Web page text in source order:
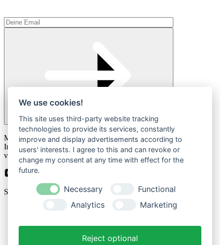
Please
leave
this
field
empty.
Mit der Anmeldung zum Newsletter stimmen Sie zu, dass wir Ihre
Informationen im Rahmen unsererDatenschutzbestimmungen
verarbeiten.
Sicher bezahlen mit
Impressum
Datenschutzerklärung
We use cookies!
This site uses third-party website tracking
technologies to provide its services, constantly
improve and display advertisements according to
users' interests. I agree to this and can revoke or
change my consent at any time with effect for the
future.
Necessary
Functional
Analytics
Marketing
Reject optional